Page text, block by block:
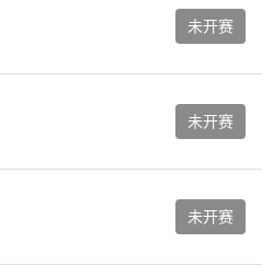
未开赛
未开赛
未开赛